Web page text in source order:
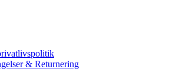
& Returnering